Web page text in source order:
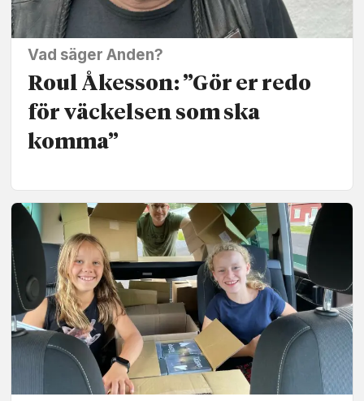
Vad säger Anden?
Roul Åkesson: ”Gör er redo
för väckelsen som ska
komma”